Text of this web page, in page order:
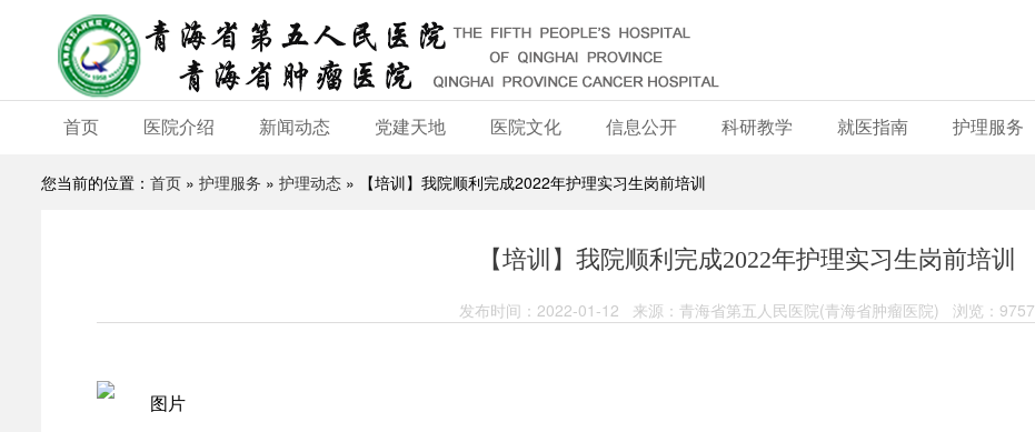
首页 医院介绍 新闻动态 党建天地 医院文化 信息公开 科研教学 就医指南 护理服务
您当前的位置： 首页 » 护理服务 » 护理动态 » 【培训】我院顺利完成2022年护理实习生岗前培训
【培训】我院顺利完成2022年护理实习生岗前培训
发布时间：2022-01-12 来源：青海省第五人民医院(青海省肿瘤医院) 浏览：9757